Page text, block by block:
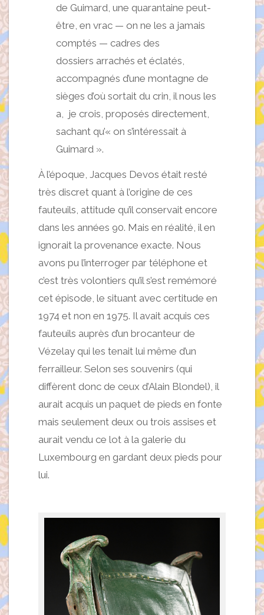
de Guimard, une quarantaine peut-
être, en vrac — on ne les a jamais
comptés — cadres des
dossiers arrachés et éclatés,
accompagnés d’une montagne de
sièges d’où sortait du crin, il nous les
a, je crois, proposés directement,
sachant qu’« on s’intéressait à
Guimard ».
À l’époque, Jacques Devos était resté
très discret quant à l’origine de ces
fauteuils, attitude qu’il conservait encore
dans les années 90. Mais en réalité, il en
ignorait la provenance exacte. Nous
avons pu l’interroger par téléphone et
c’est très volontiers qu’il s’est remémoré
cet épisode, le situant avec certitude en
1974 et non en 1975. Il avait acquis ces
fauteuils auprès d’un brocanteur de
Vézelay qui les tenait lui même d’un
ferrailleur. Selon ses souvenirs (qui
diffèrent donc de ceux d’Alain Blondel), il
aurait acquis un paquet de pieds en fonte
mais seulement deux ou trois assises et
aurait vendu ce lot à la galerie du
Luxembourg en gardant deux pieds pour
lui.